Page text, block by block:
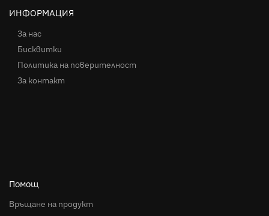
ИНФОРМАЦИЯ
За нас
Бисквитки
Политика на поверителност
За контакт
Помощ
Връщане на продукт